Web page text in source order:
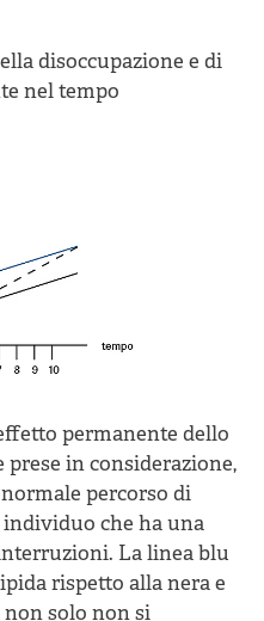
disoccupazione e di
nel tempo
permanente dello
in considerazione,
percorso di
che ha una
La linea blu
rispetto alla nera e
non solo non si